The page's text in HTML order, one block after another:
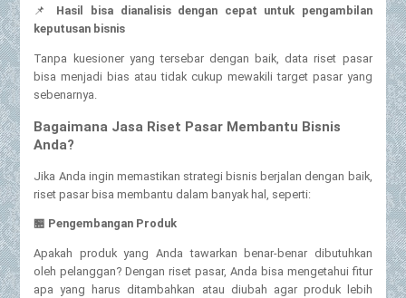
📌
Hasil bisa dianalisis dengan cepat untuk pengambilan
keputusan bisnis
Tanpa kuesioner yang tersebar dengan baik, data riset pasar
bisa menjadi bias atau tidak cukup mewakili target pasar yang
sebenarnya.
Bagaimana Jasa Riset Pasar Membantu Bisnis
Anda?
Jika Anda ingin memastikan strategi bisnis berjalan dengan baik,
riset pasar bisa membantu dalam banyak hal, seperti:
🏪 Pengembangan Produk
Apakah produk yang Anda tawarkan benar-benar dibutuhkan
oleh pelanggan? Dengan riset pasar, Anda bisa mengetahui fitur
apa yang harus ditambahkan atau diubah agar produk lebih